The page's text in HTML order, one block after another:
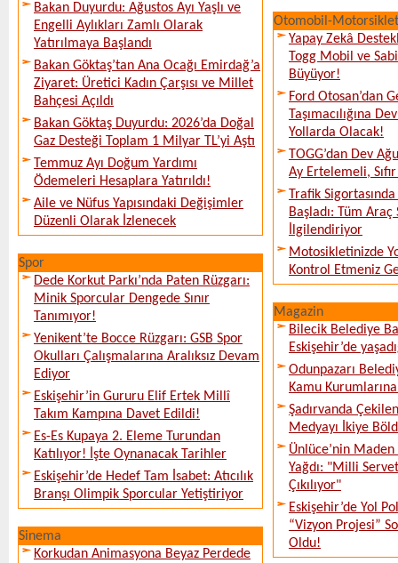
Bakan Duyurdu: Ağustos Ayı Yaşlı ve
Engelli Aylıkları Zamlı Olarak
Yatırılmaya Başlandı
Bakan Göktaş’tan Ana Ocağı Emirdağ’a
Ziyaret: Üretici Kadın Çarşısı ve Millet
Bahçesi Açıldı
Bakan Göktaş Duyurdu: 2026’da Doğal
Gaz Desteği Toplam 1 Milyar TL’yi Aştı
Temmuz Ayı Doğum Yardımı
Ödemeleri Hesaplara Yatırıldı!
Aile ve Nüfus Yapısındaki Değişimler
Düzenli Olarak İzlenecek
Spor
Dede Korkut Parkı’nda Paten Rüzgarı:
Minik Sporcular Dengede Sınır
Tanımıyor!
Yenikent’te Bocce Rüzgarı: GSB Spor
Okulları Çalışmalarına Aralıksız Devam
Ediyor
Eskişehir’in Gururu Elif Ertek Millî
Takım Kampına Davet Edildi!
Es-Es Kupaya 2. Eleme Turundan
Katılıyor! İşte Oynanacak Tarihler
Eskişehir’de Hedef Tam İsabet: Atıcılık
Branşı Olimpik Sporcular Yetiştiriyor
Sinema
Korkudan Animasyona Beyaz Perdede
Otomobil-Motorsiklet
Yapay Zekâ
Togg Mobil ve
Büyüyor!
Ford Otosan’dan
Taşımacılığına
Yollarda Olacak!
TOGG’dan Dev
Ay Ertelemeli,
Trafik
Başladı: Tüm
İlgilendiriyor
Motosikletinizde
Kontrol Etmeniz
Magazin
Bilecik Belediye
Eskişehir’de
Odunpazarı
Kamu Kurumlarına
Şadırvanda
Medyayı İkiye
Ünlüce’nin Maden
Yağdı: "Milli
Çıkılıyor"
Eskişehir’de Yol
“Vizyon Projesi”
Oldu!